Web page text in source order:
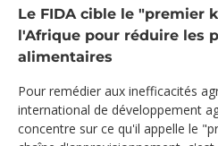
Le FIDA cible le "premier
l'Afrique pour réduire les
alimentaires
Pour remédier aux inefficacités
international de développement
concentre sur ce qu'il appelle le